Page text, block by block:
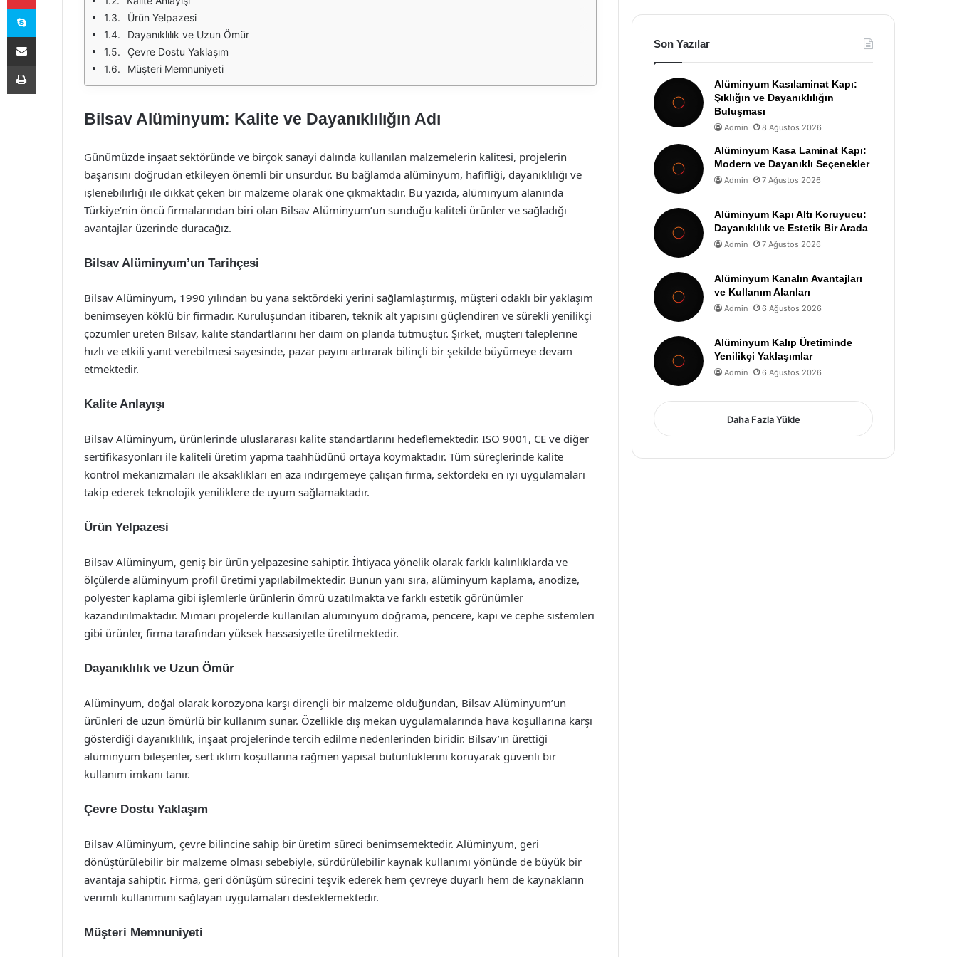
Ürün Yelpazesi
Dayanıklılık ve Uzun Ömür
Çevre Dostu Yaklaşım
Müşteri Memnuniyeti
Bilsav Alüminyum: Kalite ve Dayanıklılığın Adı
Günümüzde inşaat sektöründe ve birçok sanayi dalında kullanılan malzemelerin kalitesi, projelerin
başarısını doğrudan etkileyen önemli bir unsurdur. Bu bağlamda alüminyum, hafifliği, dayanıklılığı ve
işlenebilirliği ile dikkat çeken bir malzeme olarak öne çıkmaktadır. Bu yazıda, alüminyum alanında
Türkiye’nin öncü firmalarından biri olan Bilsav Alüminyum’un sunduğu kaliteli ürünler ve sağladığı
avantajlar üzerinde duracağız.
Bilsav Alüminyum’un Tarihçesi
Bilsav Alüminyum, 1990 yılından bu yana sektördeki yerini sağlamlaştırmış, müşteri odaklı bir yaklaşım
benimseyen köklü bir firmadır. Kuruluşundan itibaren, teknik alt yapısını güçlendiren ve sürekli yenilikçi
çözümler üreten Bilsav, kalite standartlarını her daim ön planda tutmuştur. Şirket, müşteri taleplerine
hızlı ve etkili yanıt verebilmesi sayesinde, pazar payını artırarak bilinçli bir şekilde büyümeye devam
etmektedir.
Kalite Anlayışı
Bilsav Alüminyum, ürünlerinde uluslararası kalite standartlarını hedeflemektedir. ISO 9001, CE ve diğer
sertifikasyonları ile kaliteli üretim yapma taahhüdünü ortaya koymaktadır. Tüm süreçlerinde kalite
kontrol mekanizmaları ile aksaklıkları en aza indirgemeye çalışan firma, sektördeki en iyi uygulamaları
takip ederek teknolojik yeniliklere de uyum sağlamaktadır.
Ürün Yelpazesi
Bilsav Alüminyum, geniş bir ürün yelpazesine sahiptir. İhtiyaca yönelik olarak farklı kalınlıklarda ve
ölçülerde alüminyum profil üretimi yapılabilmektedir. Bunun yanı sıra, alüminyum kaplama, anodize,
polyester kaplama gibi işlemlerle ürünlerin ömrü uzatılmakta ve farklı estetik görünümler
kazandırılmaktadır. Mimari projelerde kullanılan alüminyum doğrama, pencere, kapı ve cephe sistemleri
gibi ürünler, firma tarafından yüksek hassasiyetle üretilmektedir.
Dayanıklılık ve Uzun Ömür
Alüminyum, doğal olarak korozyona karşı dirençli bir malzeme olduğundan, Bilsav Alüminyum’un
ürünleri de uzun ömürlü bir kullanım sunar. Özellikle dış mekan uygulamalarında hava koşullarına karşı
gösterdiği dayanıklılık, inşaat projelerinde tercih edilme nedenlerinden biridir. Bilsav’ın ürettiği
alüminyum bileşenler, sert iklim koşullarına rağmen yapısal bütünlüklerini koruyarak güvenli bir
kullanım imkanı tanır.
Çevre Dostu Yaklaşım
Bilsav Alüminyum, çevre bilincine sahip bir üretim süreci benimsemektedir. Alüminyum, geri
dönüştürülebilir bir malzeme olması sebebiyle, sürdürülebilir kaynak kullanımı yönünde de büyük bir
avantaja sahiptir. Firma, geri dönüşüm sürecini teşvik ederek hem çevreye duyarlı hem de kaynakların
verimli kullanımını sağlayan uygulamaları desteklemektedir.
Müşteri Memnuniyeti
Son Yazılar
Alüminyum Kasılaminat Kapı:
Şıklığın ve Dayanıklılığın
Buluşması
Admin 8 Ağustos 2026
Alüminyum Kasa Laminat Kapı:
Modern ve Dayanıklı Seçenekler
Admin 7 Ağustos 2026
Alüminyum Kapı Altı Koruyucu:
Dayanıklılık ve Estetik Bir Arada
Admin 7 Ağustos 2026
Alüminyum Kanalın Avantajları
ve Kullanım Alanları
Admin 6 Ağustos 2026
Alüminyum Kalıp Üretiminde
Yenilikçi Yaklaşımlar
Admin 6 Ağustos 2026
Daha Fazla Yükle
Skype
E-Posta ile paylaş